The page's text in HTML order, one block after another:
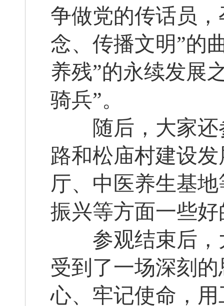
争做党的传话员
念、传播文明”的
养残”的永续发展
骑兵”。
随后，大家还
路和松庙村建设
厅、中医养生基
振兴等方面一些
参观结束后，
受到了一场深刻
心、牢记使命，